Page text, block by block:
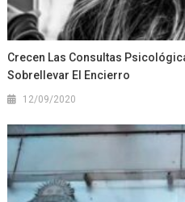
Crecen Las Consultas
Sobrellevar El Encierro
12/09/2020